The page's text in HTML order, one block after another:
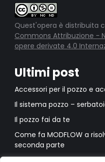
Quest'opera è distribuita
Commons Attribuzione -
opere derivate 4.0
Ultimi post
Accessori per il pozzo e
Il sistema pozzo –
Il pozzo fai da te
Come fa MODFLOW a
seconda parte